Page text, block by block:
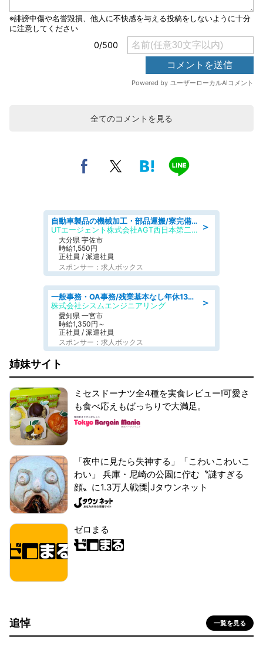
全てのコメントを見る
＞
自動車製品の機械加工・部品運搬/寮完備/日払い/工場・製造
UTエージェント株式会社AGT西日本第二CU
大分県 宇佐市
時給1,550円
正社員 / 派遣社員
スポンサー：求人ボックス
＞
一般事務・OA事務/残業基本なし年休130日社保完備の一般・調達事務
株式会社シスムエンジニアリング
愛知県 一宮市
時給1,350円～
正社員 / 派遣社員
スポンサー：求人ボックス
姉妹サイト
ミセスドーナツ全4種を実食レビュー!可愛さ
も食べ応えもばっちりで大満足。
「夜中に見たら失神する」「こわいこわいこ
わい」 兵庫・尼崎の公園に佇む〝謎すぎる
顔〟に1.3万人戦慄|Jタウンネット
ゼロまる
追悼 一覧を見る